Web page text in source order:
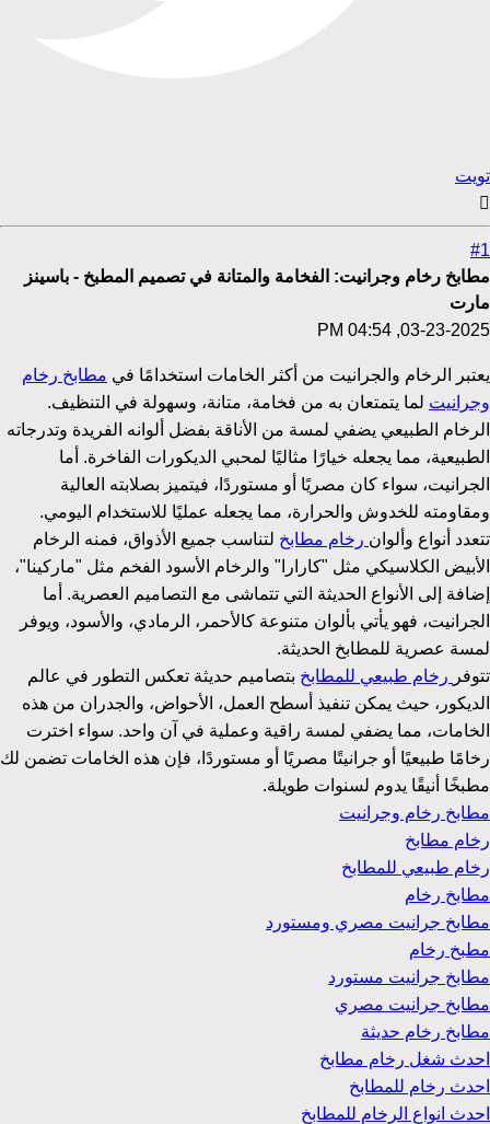
تويت
#1
مطابخ رخام وجرانيت: الفخامة والمتانة في تصميم المطبخ - باسينز
مارت
03-23-2025, 04:54 PM
يعتبر الرخام والجرانيت من أكثر الخامات استخدامًا في مطابخ رخام
وجرانيت لما يتمتعان به من فخامة، متانة، وسهولة في التنظيف.
الرخام الطبيعي يضفي لمسة من الأناقة بفضل ألوانه الفريدة وتدرجاته
الطبيعية، مما يجعله خيارًا مثاليًا لمحبي الديكورات الفاخرة. أما
الجرانيت، سواء كان مصريًا أو مستوردًا، فيتميز بصلابته العالية
ومقاومته للخدوش والحرارة، مما يجعله عمليًا للاستخدام اليومي.
تتعدد أنواع وألوان رخام مطابخ لتناسب جميع الأذواق، فمنه الرخام
الأبيض الكلاسيكي مثل "كارارا" والرخام الأسود الفخم مثل "ماركينا"،
إضافة إلى الأنواع الحديثة التي تتماشى مع التصاميم العصرية. أما
الجرانيت، فهو يأتي بألوان متنوعة كالأحمر، الرمادي، والأسود، ويوفر
لمسة عصرية للمطابخ الحديثة.
تتوفر رخام طبيعي للمطابخ بتصاميم حديثة تعكس التطور في عالم
الديكور، حيث يمكن تنفيذ أسطح العمل، الأحواض، والجدران من هذه
الخامات، مما يضفي لمسة راقية وعملية في آن واحد. سواء اخترت
رخامًا طبيعيًا أو جرانيتًا مصريًا أو مستوردًا، فإن هذه الخامات تضمن لك
مطبخًا أنيقًا يدوم لسنوات طويلة.
مطابخ رخام وجرانيت
رخام مطابخ
رخام طبيعي للمطابخ
مطابخ رخام
مطابخ جرانيت مصري ومستورد
مطبخ رخام
مطابخ جرانيت مستورد
مطابخ جرانيت مصري
مطابخ رخام حديثة
احدث شغل رخام مطابخ
احدث رخام للمطابخ
احدث انواع الرخام للمطابخ